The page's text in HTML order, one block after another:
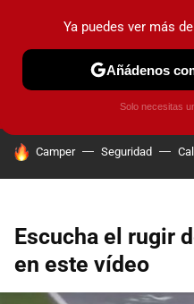
PRUEBAS COCHES
HOY SE HABLA DE
Camper Seguridad
Escucha el rugir
en este vídeo
Ya puedes ver más
Añádenos
Solo necesitas